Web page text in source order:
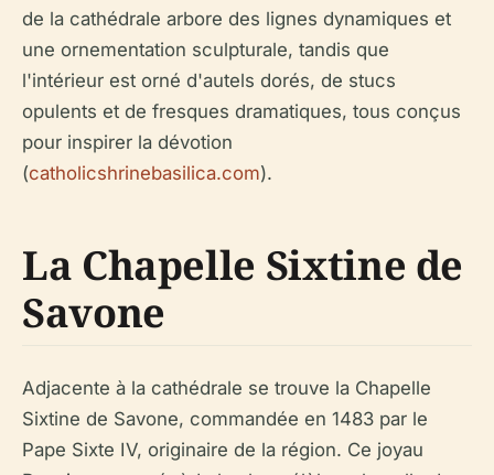
de la cathédrale arbore des lignes dynamiques et
une ornementation sculpturale, tandis que
l'intérieur est orné d'autels dorés, de stucs
opulents et de fresques dramatiques, tous conçus
pour inspirer la dévotion
(catholicshrinebasilica.com).
La Chapelle Sixtine de
Savone
Adjacente à la cathédrale se trouve la Chapelle
Sixtine de Savone, commandée en 1483 par le
Pape Sixte IV, originaire de la région. Ce joyau